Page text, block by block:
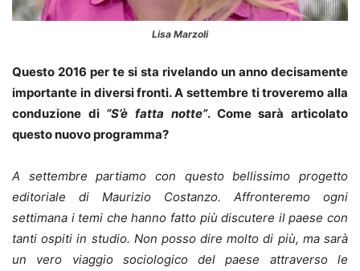
Lisa Marzoli
Questo 2016 per te si sta rivelando un anno decisamente
importante in diversi fronti. A settembre ti troveremo alla
conduzione di “S’è fatta notte”. Come sarà articolato
questo nuovo programma?
A settembre partiamo con questo bellissimo progetto
editoriale di Maurizio Costanzo. Affronteremo ogni
settimana i temi che hanno fatto più discutere il paese con
tanti ospiti in studio. Non posso dire molto di più, ma sarà
un vero viaggio sociologico del paese attraverso le